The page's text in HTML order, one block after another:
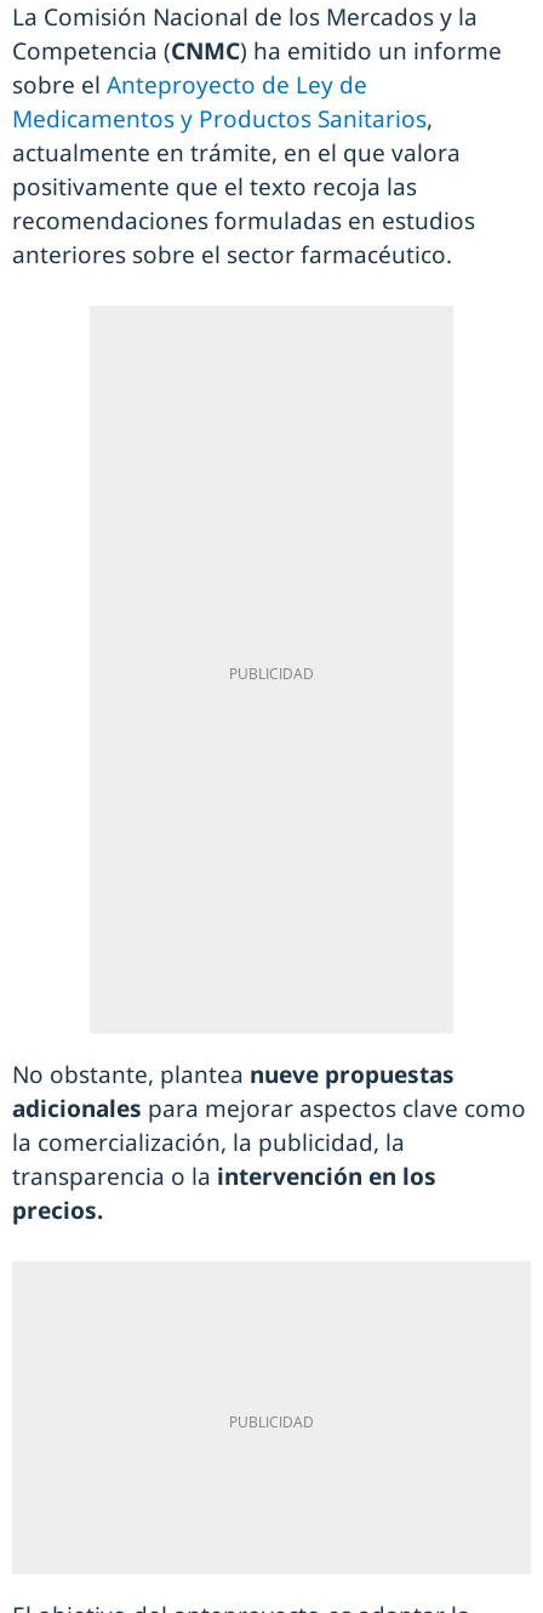
La Comisión Nacional de los Mercados y la
Competencia (CNMC) ha emitido un informe
sobre el Anteproyecto de Ley de
Medicamentos y Productos Sanitarios,
actualmente en trámite, en el que valora
positivamente que el texto recoja las
recomendaciones formuladas en estudios
anteriores sobre el sector farmacéutico.
No obstante, plantea nueve propuestas
adicionales para mejorar aspectos clave como
la comercialización, la publicidad, la
transparencia o la intervención en los
precios.